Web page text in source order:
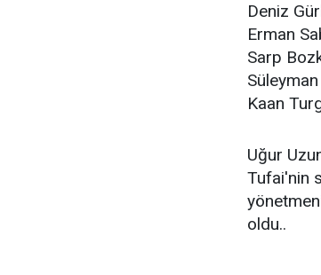
Deniz
Erman
Sarp
Kaan
Uğur
Tufai'nin
oldu..